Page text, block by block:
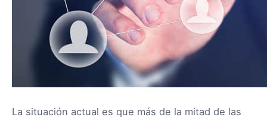
La situación actual es que más de la mitad de las